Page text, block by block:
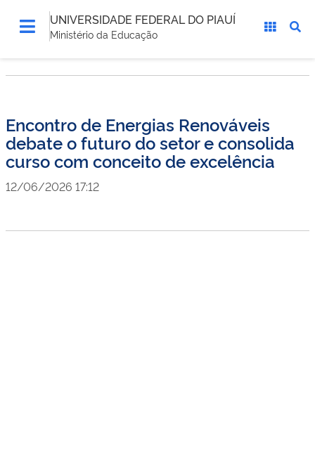
UNIVERSIDADE FEDERAL DO PIAUÍ
Ministério da Educação
Encontro de Energias Renováveis
debate o futuro do setor e consolida
curso com conceito de excelência
12/06/2026 17:12